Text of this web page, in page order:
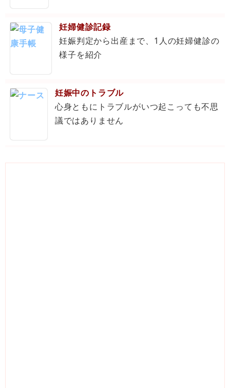
妊婦健診記録
妊娠判定から出産まで、1人の妊婦健診の
様子を紹介
妊娠中のトラブル
心身ともにトラブルがいつ起こっても不思
議ではありません